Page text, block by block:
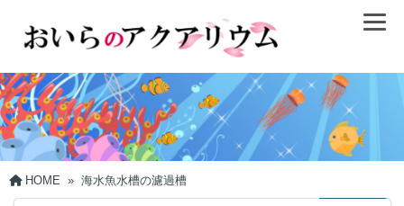
HOME » 海水魚水槽の濾過槽